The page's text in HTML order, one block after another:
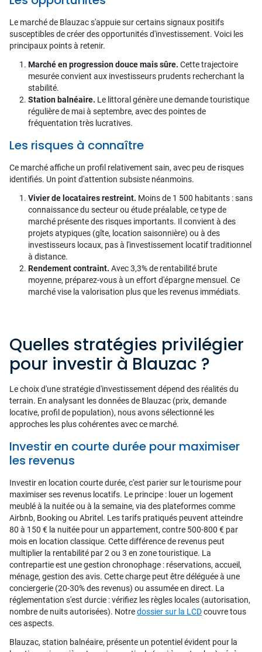
Le marché de Blauzac s'appuie sur certains signaux positifs
susceptibles de créer des opportunités d'investissement. Voici les
principaux points à retenir.
Marché en progression douce mais sûre. Cette trajectoire
mesurée convient aux investisseurs prudents recherchant la
stabilité.
Station balnéaire. Le littoral génère une demande touristique
régulière de mai à septembre, avec des pointes de
fréquentation très lucratives.
Les risques à connaître
Ce marché affiche un profil relativement sain, avec peu de risques
identifiés. Un point d'attention subsiste néanmoins.
Vivier de locataires restreint. Moins de 1 500 habitants : sans
connaissance du secteur ou étude préalable, ce type de
marché présente des risques importants. Il convient à des
projets atypiques (gîte, location saisonnière) ou à des
investisseurs locaux, pas à l'investissement locatif traditionnel
à distance.
Rendement contraint. Avec 3,3% de rentabilité brute
moyenne, préparez-vous à un effort d'épargne mensuel. Ce
marché vise la valorisation plus que les revenus immédiats.
Quelles stratégies privilégier
pour investir à Blauzac ?
Le choix d'une stratégie d'investissement dépend des réalités du
terrain. En analysant les données de Blauzac (prix, demande
locative, profil de population), nous avons sélectionné les
approches les plus cohérentes avec ce marché.
Investir en courte durée pour maximiser
les revenus
Investir en location courte durée, c'est parier sur le tourisme pour
maximiser ses revenus locatifs. Le principe : louer un logement
meublé à la nuitée ou à la semaine, via des plateformes comme
Airbnb, Booking ou Abritel. Les tarifs pratiqués peuvent atteindre
80 à 150 € la nuitée pour un appartement, contre 500-800 € par
mois en location classique. Cette différence de revenus peut
multiplier la rentabilité par 2 ou 3 en zone touristique. La
contrepartie est une gestion chronophage : réservations, accueil,
ménage, gestion des avis. Cette charge peut être déléguée à une
conciergerie (20-30% des revenus) ou assumée en direct. La
réglementation s'est durcie : vérifiez les règles locales (autorisation,
nombre de nuits autorisées). Notredossier sur la LCDcouvre tous
ces aspects.
Blauzac, station balnéaire, présente un potentiel évident pour la